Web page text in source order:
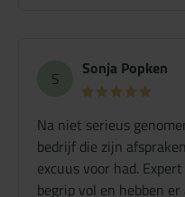
S Sonja Popken
Na niet serieus
bedrijf die zijn
excuus voor had.
begrip vol en hebben